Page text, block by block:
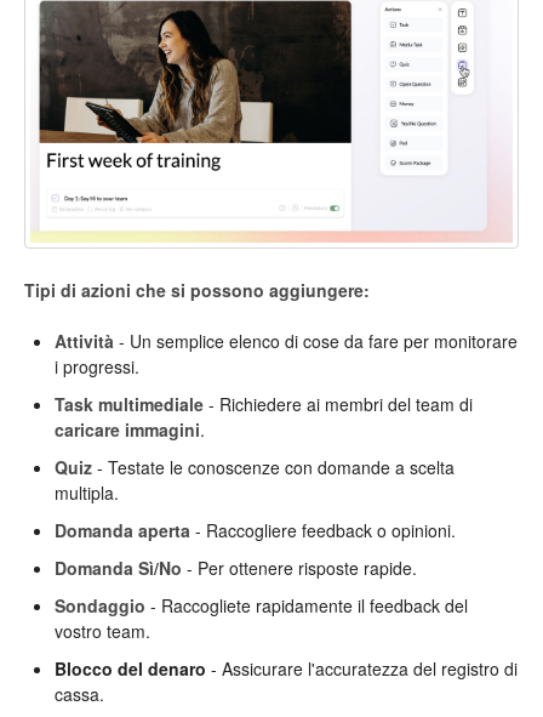
Tipi di azioni che si possono aggiungere:
Attività - Un semplice elenco di cose da fare per monitorare
i progressi.
Task multimediale - Richiedere ai membri del team di
caricare immagini.
Quiz - Testate le conoscenze con domande a scelta
multipla.
Domanda aperta - Raccogliere feedback o opinioni.
Domanda Sì/No - Per ottenere risposte rapide.
Sondaggio - Raccogliete rapidamente il feedback del
vostro team.
Blocco del denaro - Assicurare l'accuratezza del registro di
cassa.